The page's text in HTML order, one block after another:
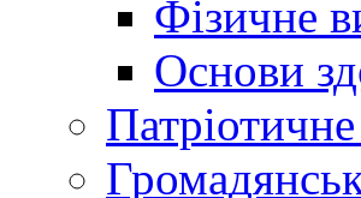
Фізичне
Основи